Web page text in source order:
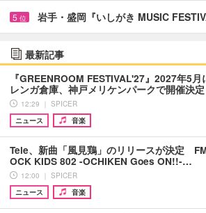
5 位 岩手・盛岡『いしがき MUSIC
最新記事
『GREENROOM FESTIVAL'27』2027年5月
レンガ倉庫、神戸メリケンパークで開催決定
12:29 ｜ SPICER
ニュース
音楽
Tele、新曲「風見鶏」のリリースが決定
OCK KIDS 802 -OCHIKEN Goes ON!!-…
12:00 ｜ SPICER
ニュース
音楽